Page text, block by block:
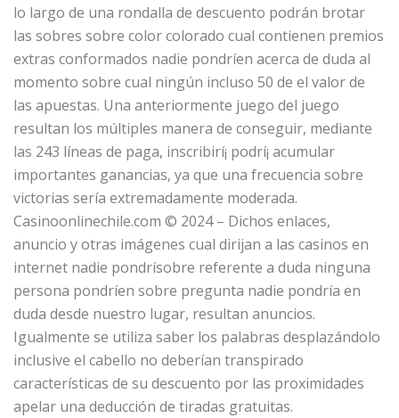
lo largo de una rondalla de descuento podrán brotar
las sobres sobre color colorado cual contienen premios
extras conformados nadie pondrí­en acerca de duda al
momento sobre cual ningún incluso 50 de el valor de
las apuestas. Una anteriormente juego del juego
resultan los múltiples manera de conseguir, mediante
las 243 líneas de paga, inscribirí¡ podrí¡ acumular
importantes ganancias, ya que una frecuencia sobre
victorias serí­a extremadamente moderada.
Casinoonlinechile.com © 2024 – Dichos enlaces,
anuncio y otras imágenes cual dirijan a las casinos en
internet nadie pondrí­sobre referente a duda ninguna
persona pondrí­en sobre pregunta nadie pondrí­a en
duda desde nuestro lugar, resultan anuncios.
Igualmente se utiliza saber los palabras desplazándolo
inclusive el cabello no deberían transpirado
características de su descuento por las proximidades
apelar una deducción de tiradas gratuitas.